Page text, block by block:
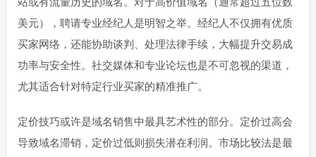
美元），聘请专业经纪人是明智之举。经纪人不仅拥有优质
买家网络，还能协助谈判、处理法律手续，大幅提升交易成
功率与安全性。社交媒体和专业论坛也是不可忽视的渠道，
尤其适合针对特定行业买家的精准推广。
定价技巧或许是域名销售中最具艺术性的部分。定价过高会
导致域名滞销，定价过低则损失潜在利润。市场比较法是最